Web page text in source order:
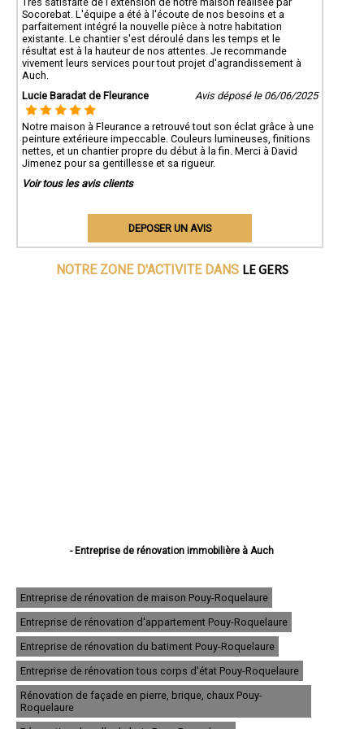
Socorebat. L'équipe a été à l'écoute de nos besoins et a
parfaitement intégré la nouvelle pièce à notre habitation
existante. Le chantier s'est déroulé dans les temps et le
résultat est à la hauteur de nos attentes. Je recommande
vivement leurs services pour tout projet d'agrandissement à
Auch.
Lucie Baradat de Fleurance
Avis déposé le 06/06/2025
Notre maison à Fleurance a retrouvé tout son éclat grâce à une
peinture extérieure impeccable. Couleurs lumineuses, finitions
nettes, et un chantier propre du début à la fin. Merci à David
Jimenez pour sa gentillesse et sa rigueur.
Voir tous les avis clients
DEPOSER UN AVIS
NOTRE ZONE D'ACTIVITE DANS LE GERS
- Entreprise de rénovation immobilière à Auch
- Entreprise de rénovation immobilière à Fleurance
- Entreprise de rénovation immobilière à Eauze
- Entreprise de rénovation immobilière à Mirande
- Entreprise de rénovation immobilière à Lectoure
- Entreprise de rénovation immobilière à Vic-Fezensac
- Entreprise de rénovation immobilière à Gimont
- Entreprise de rénovation immobilière à Pavie
- Entreprise de rénovation immobilière à Samatan
- Entreprise de rénovation immobilière à Nogaro
- Entreprise de rénovation immobilière à Lombez
Entreprise de rénovation de maison Pouy-Roquelaure
Entreprise de rénovation d'appartement Pouy-Roquelaure
Entreprise de rénovation du batiment Pouy-Roquelaure
Entreprise de rénovation tous corps d'état Pouy-Roquelaure
Rénovation de façade en pierre, brique, chaux Pouy-
Roquelaure